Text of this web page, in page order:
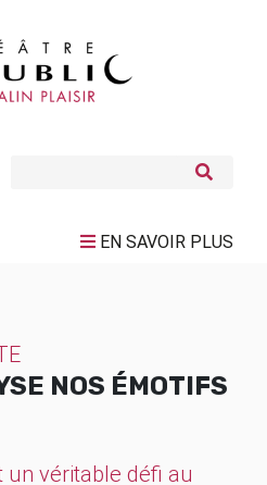
EN SAVOIR PLUS
NOS ÉMOTIFS
un véritable défi au